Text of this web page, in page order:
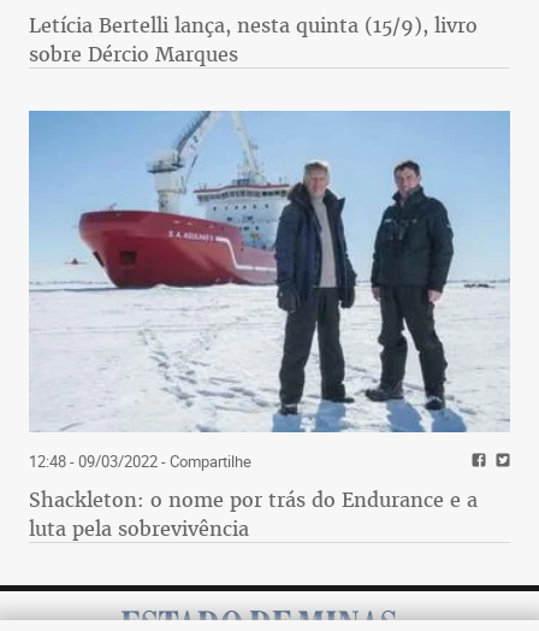
Letícia Bertelli lança, nesta quinta (15/9), livro
sobre Dércio Marques
12:48 - 09/03/2022- Compartilhe
Shackleton: o nome por trás do Endurance e a
luta pela sobrevivência